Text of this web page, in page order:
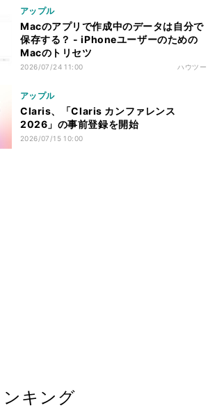
アップル
Macのアプリで作成中のデータは自分で
保存する？ - iPhoneユーザーのための
Macのトリセツ
2026/07/24 11:00 ハウツー
アップル
Claris、「Claris カンファレンス
2026」の事前登録を開始
2026/07/15 10:00
ンキング